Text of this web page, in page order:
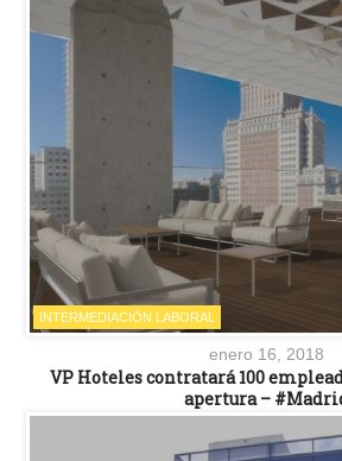
INTERMEDIACIÓN LABORAL
enero 16, 2018
VP Hoteles contratará 100
apertura –